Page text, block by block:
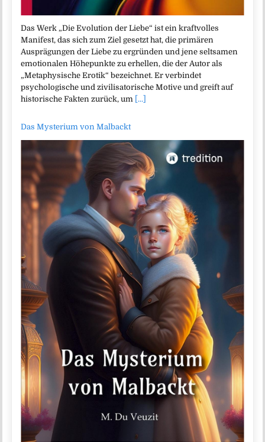
Das Werk „Die Evolution der Liebe“ ist ein kraftvolles
Manifest, das sich zum Ziel gesetzt hat, die primären
Ausprägungen der Liebe zu ergründen und jene seltsamen
emotionalen Höhepunkte zu erhellen, die der Autor als
„Metaphysische Erotik“ bezeichnet. Er verbindet
psychologische und zivilisatorische Motive und greift auf
historische Fakten zurück, um [...]
Das Mysterium von Malbackt